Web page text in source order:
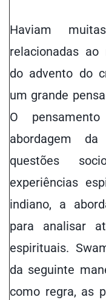
Haviam
relacionadas ao
do advento do
um grande
O
abordagem da
questões
experiências
indiano, a
para analisar
espirituais.
da seguinte
como regra, as